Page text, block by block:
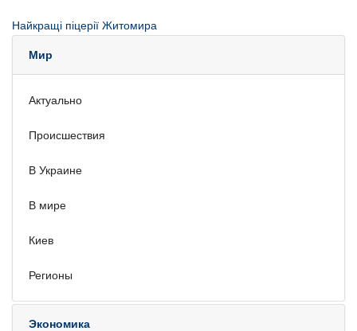
Найкращі піцерії Житомира
Мир
Актуально
Происшествия
В Украине
В мире
Киев
Регионы
Экономика